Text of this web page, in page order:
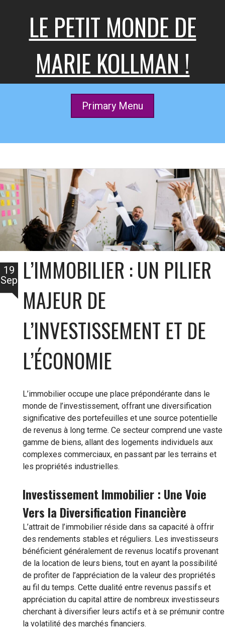
LE PETIT MONDE DE
MARIE KOLLMAN !
Primary Menu
19
Sep L’IMMOBILIER : UN PILIER
MAJEUR DE
L’INVESTISSEMENT ET DE
L’ÉCONOMIE
L’immobilier occupe une place prépondérante dans le
monde de l’investissement, offrant une diversification
significative des portefeuilles et une source potentielle
de revenus à long terme. Ce secteur comprend une vaste
gamme de biens, allant des logements individuels aux
complexes commerciaux, en passant par les terrains et
les propriétés industrielles.
Investissement Immobilier : Une Voie
Vers la Diversification Financière
L’attrait de l’immobilier réside dans sa capacité à offrir
des rendements stables et réguliers. Les investisseurs
bénéficient généralement de revenus locatifs provenant
de la location de leurs biens, tout en ayant la possibilité
de profiter de l’appréciation de la valeur des propriétés
au fil du temps. Cette dualité entre revenus passifs et
appréciation du capital attire de nombreux investisseurs
cherchant à diversifier leurs actifs et à se prémunir contre
la volatilité des marchés financiers.